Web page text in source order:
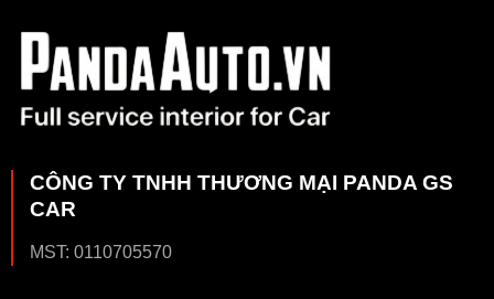
CÔNG TY TNHH THƯƠNG MẠI PANDA GS
CAR
MST: 0110705570